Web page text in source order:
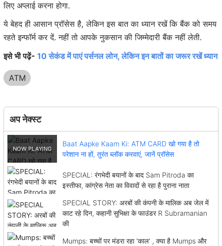
लिए अप्लाई करना होगा.
ये बेहद ही आसान प्रॉसेस है, लेकिन इस बात का ध्यान रखें कि बैंक को समय
रहते इन्फॉर्म कर दें. नहीं तो आपके नुकसान की जिम्मेदारी बैंक नहीं लेती.
इसे भी पढ़ें- 10 सेकंड में पाएं पर्सनल लोन, लेकिन इन बातों का जरूर रखें ध्यान
ATM
अप नेक्स्ट
Baat Aapke Kaam Ki: ATM CARD खो गया है तो
परेशान ना हों, तुरंत ब्लॉक करवाएं, जानें प्रॉसेस
SPECIAL: रंगभेदी बयानों के बाद Sam Pitroda का
इस्तीफा, कांग्रेस नेता का विवादों से रहा है पुराना नाता
SPECIAL STORY: अरबों की कंपनी के मालिक अब जेल में
काट रहे दिन, कहानी सुभिक्षा के फाउंडर R Subramanian
की
Mumps: बच्चों पर मंडरा रहा 'काल' , क्या है Mumps और